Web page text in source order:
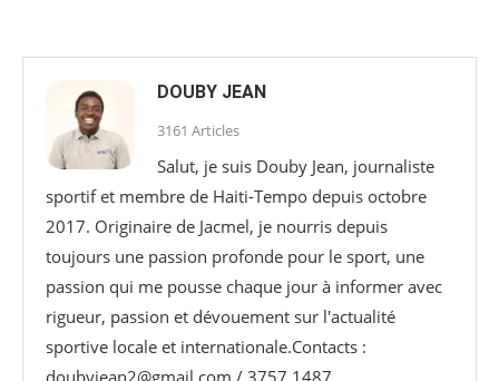
DOUBY JEAN
3161 Articles
Salut, je suis Douby Jean, journaliste
sportif et membre de Haiti-Tempo depuis octobre
2017. Originaire de Jacmel, je nourris depuis
toujours une passion profonde pour le sport, une
passion qui me pousse chaque jour à informer avec
rigueur, passion et dévouement sur l'actualité
sportive locale et internationale.Contacts :